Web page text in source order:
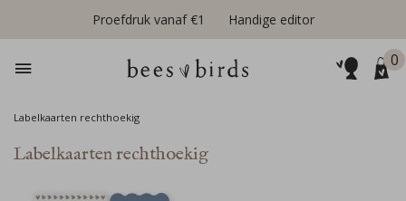
Proefdruk vanaf €1 Handige editor
0
Labelkaarten rechthoekig
Labelkaarten rechthoekig